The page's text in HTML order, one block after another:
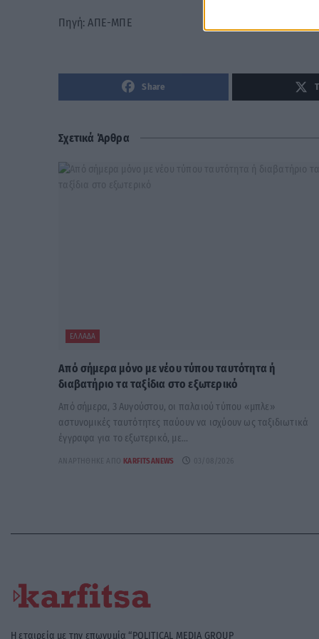
Πηγή: ΑΠΕ-ΜΠΕ
Share
Σχετικά Άρθρα
ΕΛΛΆΔΑ
Από σήμερα μόνο με νέου τύπου ταυτότητα ή
διαβατήριο τα ταξίδια στο εξωτερικό
Από σήμερα, 3 Αυγούστου, οι παλαιού τύπου «μπλε»
αστυνομικές ταυτότητες παύουν να ισχύουν ως ταξιδιωτικά
έγγραφα για το εξωτερικό, με...
ΑΝΑΡΤΉΘΗΚΕ ΑΠΌ KARFITSANEWS 03/08/2026
Η εταιρεία με την επωνυμία “POLITICAL MEDIA GROUP